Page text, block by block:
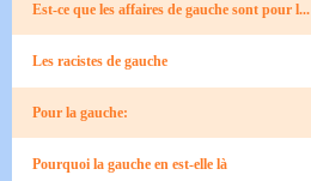
Est-ce que les affaires de gauche sont pour l...
Les racistes de gauche
Pour la gauche:
Pourquoi la gauche en est-elle là